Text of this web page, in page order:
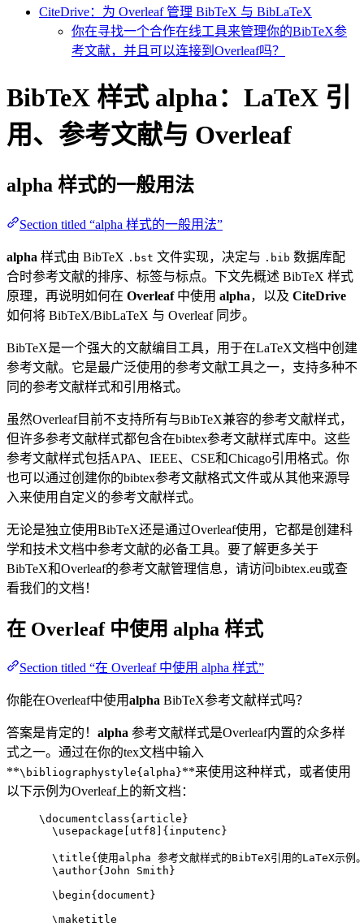
CiteDrive：为 Overleaf 管理 BibTeX 与 BibLaTeX
你在寻找一个合作在线工具来管理你的BibTeX参
考文献，并且可以连接到Overleaf吗？
BibTeX 样式 alpha：LaTeX 引
用、参考文献与 Overleaf
alpha 样式的一般用法
Section titled “alpha 样式的一般用法”
alpha 样式由 BibTeX .bst 文件实现，决定与 .bib 数据库配
合时参考文献的排序、标签与标点。下文先概述 BibTeX 样式
原理，再说明如何在 Overleaf中使用 alpha，以及 CiteDrive
如何将 BibTeX/BibLaTeX 与 Overleaf 同步。
BibTeX是一个强大的文献编目工具，用于在LaTeX文档中创建
参考文献。它是最广泛使用的参考文献工具之一，支持多种不
同的参考文献样式和引用格式。
虽然Overleaf目前不支持所有与BibTeX兼容的参考文献样式，
但许多参考文献样式都包含在bibtex参考文献样式库中。这些
参考文献样式包括APA、IEEE、CSE和Chicago引用格式。你
也可以通过创建你的bibtex参考文献格式文件或从其他来源导
入来使用自定义的参考文献样式。
无论是独立使用BibTeX还是通过Overleaf使用，它都是创建科
学和技术文档中参考文献的必备工具。要了解更多关于
BibTeX和Overleaf的参考文献管理信息，请访问bibtex.eu或查
看我们的文档！
在 Overleaf 中使用 alpha 样式
Section titled “在 Overleaf 中使用 alpha 样式”
你能在Overleaf中使用alpha BibTeX参考文献样式吗？
答案是肯定的！ alpha 参考文献样式是Overleaf内置的众多样
式之一。通过在你的tex文档中输入
**\bibliographystyle{alpha}**来使用这种样式，或者使用
以下示例为Overleaf上的新文档：
\documentclass{ article }
\usepackage
utf8 ]{ inputenc }
\title{使用alpha 参考文献样式的BibTeX引用的LaTeX示例
\author{John Smith}
\begin{ document }
\maketitle